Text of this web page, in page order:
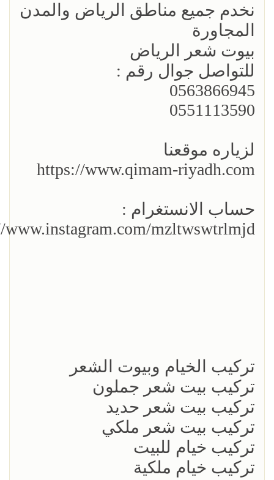
نخدم جميع مناطق الرياض والمدن
المجاورة
بيوت شعر الرياض
للتواصل جوال رقم :
0563866945
0551113590
لزياره موقعنا
https://www.qimam-riyadh.com
حساب الانستغرام :
www.instagram.com/mzltwswtrlmjd/
تركيب الخيام وبيوت الشعر
تركيب بيت شعر جملون
تركيب بيت شعر حديد
تركيب بيت شعر ملكي
تركيب خيام للبيت
تركيب خيام ملكية